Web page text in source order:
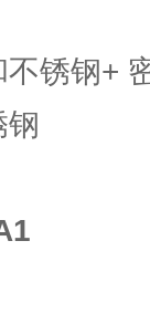
锈钢+
钢